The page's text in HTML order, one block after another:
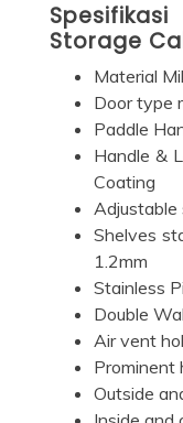
Storage
Material
Door type
Paddle
Handle &
Coating
Adjustable
Shelves
1.2mm
Stainless
Double
Air vent
Prominent
Outside